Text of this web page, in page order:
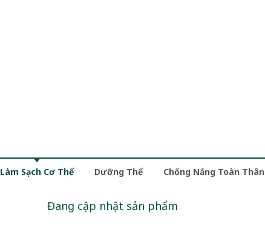
Làm Sạch Cơ Thể Dưỡng Thể Chống Nắng Toàn Thân
Đang cập nhật sản phẩm